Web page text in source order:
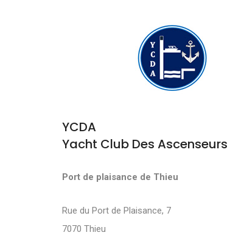
YCDA
Yacht Club Des Ascenseurs
Port de plaisance de Thieu
Rue du Port de Plaisance, 7
7070 Thieu